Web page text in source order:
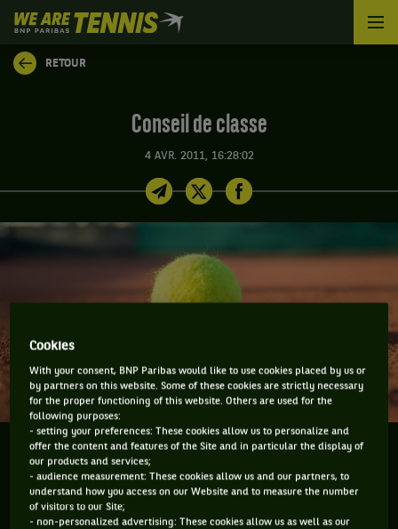
We
are
Tennis
by
RETOUR
Conseil de classe
4 AVR. 2011, 16:28:02
A la fin du trimestre, il y a toujours un conseil de
classe. C’est le temps des bons points, des bonnets
d’âne et autres considérations très subjectives. Dans
un conseil de classe classique, les débats sont...
Cookies
With your consent, BNP Paribas would like to use cookies placed by us or
by partners on this website. Some of these cookies are strictly necessary
for the proper functioning of this website. Others are used for the
following purposes:
- setting your preferences: These cookies allow us to personalize and
offer the content and features of the Site and in particular the display of
our products and services;
- audience measurement: These cookies allow us and our partners, to
understand how you access on our Website and to measure the number
of visitors to our Site;
- non-personalized advertising: These cookies allow us as well as our